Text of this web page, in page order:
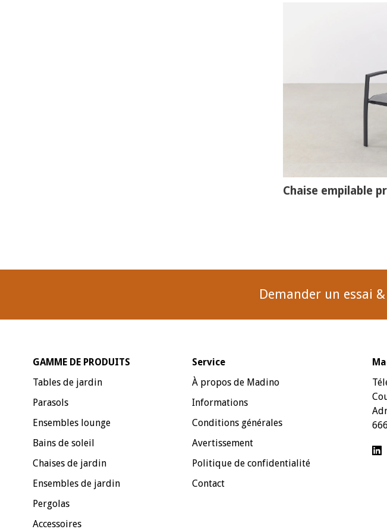
Chaise empilable
Demander un essai
GAMME DE PRODUITS
Tables de jardin
Parasols
Ensembles lounge
Bains de soleil
Chaises de jardin
Ensembles de jardin
Pergolas
Accessoires
Service
À propos de Madino
Informations
Conditions générales
Avertissement
Politique de confidentialité
Contact